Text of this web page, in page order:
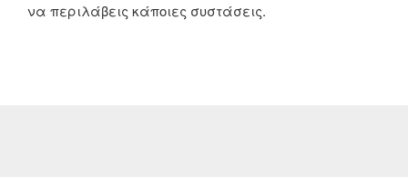
να περιλάβεις κάποιες συστάσεις.